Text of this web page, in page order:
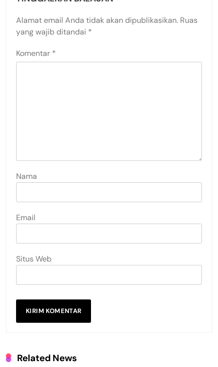
Alamat email Anda tidak akan dipublikasikan. Ruas
yang wajib ditandai *
Komentar *
Nama
Email
Situs Web
Related News